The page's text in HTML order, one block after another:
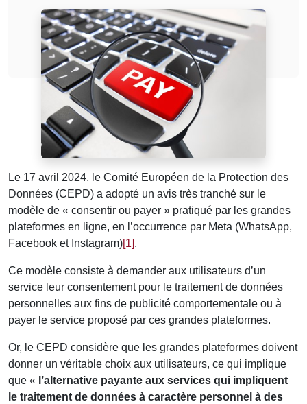
Le 17 avril 2024, le Comité Européen de la Protection des
Données (CEPD) a adopté un avis très tranché sur le
modèle de « consentir ou payer » pratiqué par les grandes
plateformes en ligne, en l’occurrence par Meta (WhatsApp,
Facebook et Instagram)[1].
Ce modèle consiste à demander aux utilisateurs d’un
service leur consentement pour le traitement de données
personnelles aux fins de publicité comportementale ou à
payer le service proposé par ces grandes plateformes.
Or, le CEPD considère que les grandes plateformes doivent
donner un véritable choix aux utilisateurs, ce qui implique
que « l’alternative payante aux services qui impliquent
le traitement de données à caractère personnel à des